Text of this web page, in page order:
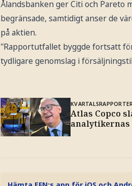
Ålandsbanken ger Citi och
begränsade, samtidigt anser de
på aktien.
"Rapportutfallet byggde fortsatt
tydligare genomslag i
KVARTALSRAPPORTER
Atlas Copco